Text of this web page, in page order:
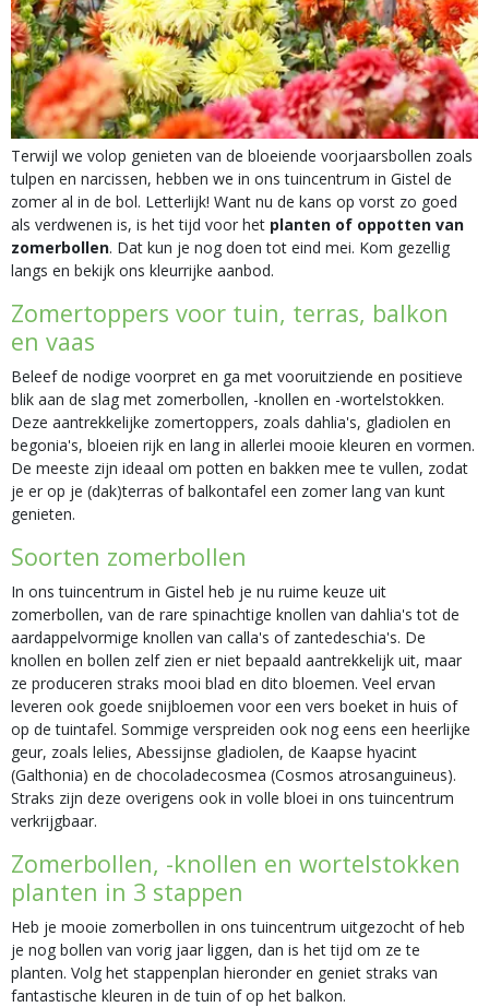
Terwijl we volop genieten van de bloeiende voorjaarsbollen zoals
tulpen en narcissen, hebben we in ons tuincentrum in Gistel de
zomer al in de bol. Letterlijk! Want nu de kans op vorst zo goed
als verdwenen is, is het tijd voor het planten of oppotten van
zomerbollen. Dat kun je nog doen tot eind mei. Kom gezellig
langs en bekijk ons kleurrijke aanbod.
Zomertoppers voor tuin, terras, balkon
en vaas
Beleef de nodige voorpret en ga met vooruitziende en positieve
blik aan de slag met zomerbollen, -knollen en -wortelstokken.
Deze aantrekkelijke zomertoppers, zoals dahlia's, gladiolen en
begonia's, bloeien rijk en lang in allerlei mooie kleuren en vormen.
De meeste zijn ideaal om potten en bakken mee te vullen, zodat
je er op je (dak)terras of balkontafel een zomer lang van kunt
genieten.
Soorten zomerbollen
In ons tuincentrum in Gistel heb je nu ruime keuze uit
zomerbollen, van de rare spinachtige knollen van dahlia's tot de
aardappelvormige knollen van calla's of zantedeschia's. De
knollen en bollen zelf zien er niet bepaald aantrekkelijk uit, maar
ze produceren straks mooi blad en dito bloemen. Veel ervan
leveren ook goede snijbloemen voor een vers boeket in huis of
op de tuintafel. Sommige verspreiden ook nog eens een heerlijke
geur, zoals lelies, Abessijnse gladiolen, de Kaapse hyacint
(Galthonia) en de chocoladecosmea (Cosmos atrosanguineus).
Straks zijn deze overigens ook in volle bloei in ons tuincentrum
verkrijgbaar.
Zomerbollen, -knollen en wortelstokken
planten in 3 stappen
Heb je mooie zomerbollen in ons tuincentrum uitgezocht of heb
je nog bollen van vorig jaar liggen, dan is het tijd om ze te
planten. Volg het stappenplan hieronder en geniet straks van
fantastische kleuren in de tuin of op het balkon.